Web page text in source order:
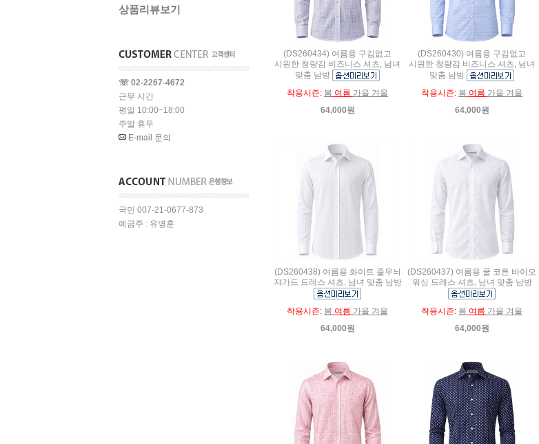
상품리뷰보기
☏ 02-2267-4672
근무 시간
평일 10:00~18:00
주말 휴무
E-mail 문의
국민 007-21-0677-873
예금주 : 유병훈
(DS260434) 여름용 구김없고
시원한 청량감 비즈니스 셔츠, 남녀
맞춤 남방
착용시즌: 봄 여름 가을 겨울
64,000원
(DS260430) 여름용 구김없고
시원한 청량감 비즈니스 셔츠, 남녀
맞춤 남방
착용시즌: 봄 여름 가을 겨울
64,000원
(DS260438) 여름용 화이트 줄무늬
쟈가드 드레스 셔츠, 남녀 맞춤 남방
착용시즌: 봄 여름 가을 겨울
64,000원
(DS260437) 여름용 쿨 코튼 바이오
워싱 드레스 셔츠, 남녀 맞춤 남방
착용시즌: 봄 여름 가을 겨울
64,000원